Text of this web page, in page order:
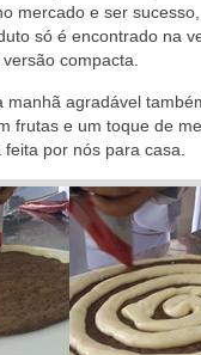
mercado e ser
só é encontrado na
compacta.
manhã agradável
frutas e um toque de
por nós para casa.